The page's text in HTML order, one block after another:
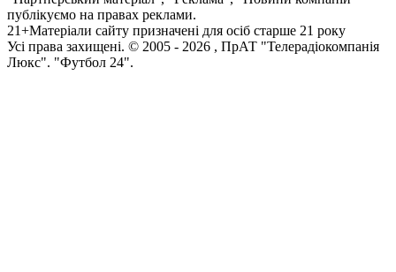
публікуємо на правах реклами.
21+Матеріали сайту призначені для осіб старше 21 року
Усi права захищенi. © 2005 - 2026 , ПрАТ "Телерадіокомпанія
Люкс". "Футбол 24".